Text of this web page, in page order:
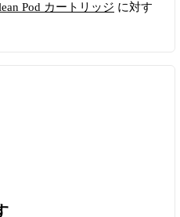
。スマホ
Pod カートリッジ に対す